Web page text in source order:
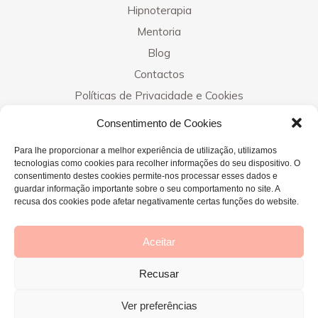
Consentimento de Cookies
Para lhe proporcionar a melhor experiência de utilização, utilizamos
tecnologias como cookies para recolher informações do seu dispositivo. O
consentimento destes cookies permite-nos processar esses dados e
guardar informação importante sobre o seu comportamento no site. A
recusa dos cookies pode afetar negativamente certas funções do website.
Aceitar
Recusar
Ver preferências
Hipnoterapia
Mentoria
Blog
Contactos
Políticas de Privacidade e Cookies
Clínicas
Évora - 925 483 206
Lisboa - 912 806 007
© 2022 Maria Sacramento Santos – desenvolvido por